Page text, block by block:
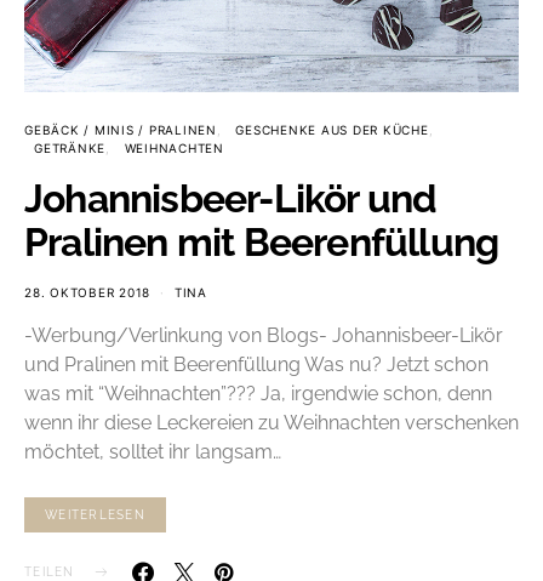
GEBÄCK / MINIS / PRALINEN
GESCHENKE AUS DER KÜCHE
GETRÄNKE
WEIHNACHTEN
Johannisbeer-Likör und
Pralinen mit Beerenfüllung
28. OKTOBER 2018 TINA
-Werbung/Verlinkung von Blogs- Johannisbeer-Likör
und Pralinen mit Beerenfüllung Was nu? Jetzt schon
was mit “Weihnachten”??? Ja, irgendwie schon, denn
wenn ihr diese Leckereien zu Weihnachten verschenken
möchtet, solltet ihr langsam…
WEITERLESEN
TEILEN